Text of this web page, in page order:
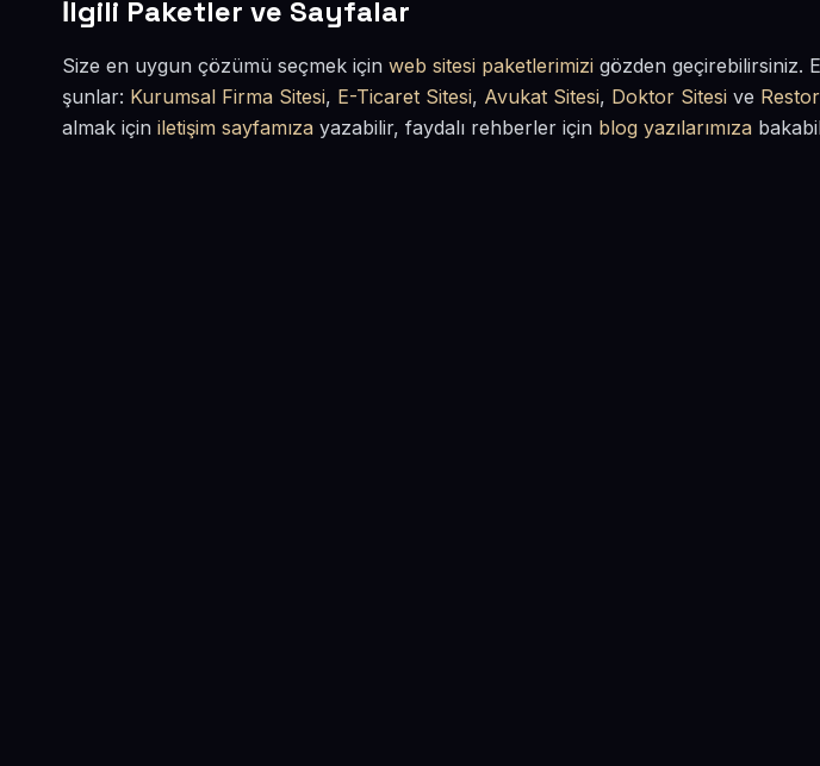
İlgili Paketler ve Sayfalar
Size en uygun çözümü seçmek için web sitesi paketlerimizi gözden geçirebilirsiniz.
şunlar: Kurumsal Firma Sitesi, E-Ticaret Sitesi, Avukat Sitesi, Doktor Sitesi ve
almak için iletişim sayfamıza yazabilir, faydalı rehberler için blog yazılarımıza